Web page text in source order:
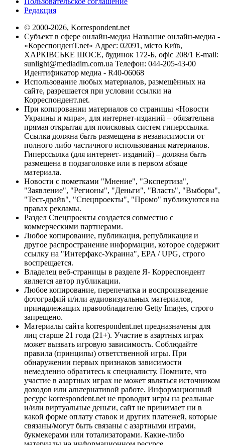
Редакция
© 2000-2026, Korrespondent.net
Субъект в сфере онлайн-медиа Название онлайн-медиа -
«КореспонденТ.net» Адрес: 02091, місто Київ,
ХАРКІВСЬКЕ ШОСЕ, будинок 172-Б, офіс 208/1 E-mail:
sunlight@mediadim.com.ua Телефон: 044-205-43-00
Идентификатор медиа - R40-06068
Использование любых материалов, размещённых на
сайте, разрешается при условии ссылки на
Корреспондент.net.
При копировании материалов со страницы «Новости
Украины и мира», для интернет-изданий – обязательна
прямая открытая для поисковых систем гиперссылка.
Ссылка должна быть размещена в независимости от
полного либо частичного использования материалов.
Гиперссылка (для интернет- изданий) – должна быть
размещена в подзаголовке или в первом абзаце
материала.
Новости с пометками "Мнение", "Экспертиза",
"Заявление", "Регионы", "Деньги", "Власть", "Выборы",
"Тест-драйв", "Спецпроекты", "Промо" публикуются на
правах рекламы.
Раздел Спецпроекты создается совместно с
коммерческими партнерами.
Любое копирование, публикация, републикация и
другое распространение информации, которое содержит
ссылку на "Интерфакс-Украина", EPA / UPG, строго
воспрещается.
Владелец веб-страницы в разделе Я- Корреспондент
является автор публикации.
Любое копирование, перепечатка и воспроизведение
фотографий и/или аудиовизуальных материалов,
принадлежащих правообладателю Getty Images, строго
запрещено.
Материалы сайта korrespondent.net предназначены для
лиц старше 21 года (21+). Участие в азартных играх
может вызвать игровую зависимость. Соблюдайте
правила (принципы) ответственной игры. При
обнаружении первых признаков зависимости
немедленно обратитесь к специалисту. Помните, что
участие в азартных играх не может являться источником
доходов или альтернативой работе. Информационный
ресурс korrespondent.net не проводит игры на реальные
и/или виртуальные деньги, сайт не принимает ни в
какой форме оплату ставок и других платежей, которые
связаны/могут быть связаны с азартными играми,
букмекерами или тотализаторами. Какие-либо